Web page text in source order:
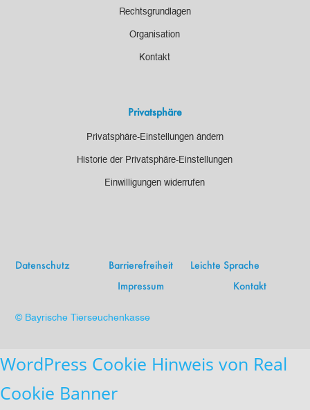
Rechtsgrundlagen
Organisation
Kontakt
Privatsphäre
Privatsphäre-Einstellungen ändern
Historie der Privatsphäre-Einstellungen
Einwilligungen widerrufen
Datenschutz Barrierefreiheit
Leichte Sprache
Impressum
Kontakt
© Bayrische Tierseuchenkasse
WordPress Cookie Hinweis von Real
Cookie Banner